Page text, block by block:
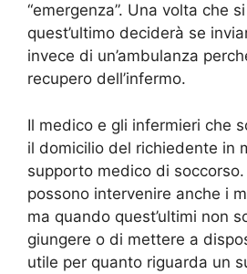
“emergenza”. Una volta che
quest’ultimo deciderà se
invece di un’ambulanza
recupero dell’infermo.
Il medico e gli infermieri che
il domicilio del richiedente in
supporto medico di
possono intervenire anche i
ma quando quest’ultimi non
giungere o di mettere a
utile per quanto riguarda un